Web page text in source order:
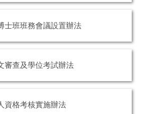
士班班務會議設置辦法
審查及學位考試辦法
資格考核實施辦法